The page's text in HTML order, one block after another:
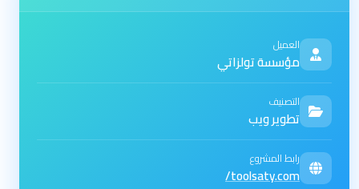
العميل
مؤسسة تولزاتي
التصنيف
تطوير ويب
رابط المشروع
toolsaty.com/